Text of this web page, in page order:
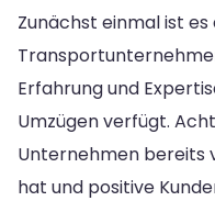
Zunächst einmal ist
Erfahrung und
Umzügen verfügt.
Unternehmen bereits
hat und positive